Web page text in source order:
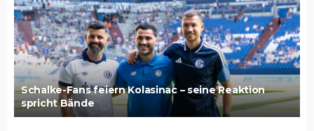
Schalke-Fans feiern Kolasinac – seine Reaktion
spricht Bände